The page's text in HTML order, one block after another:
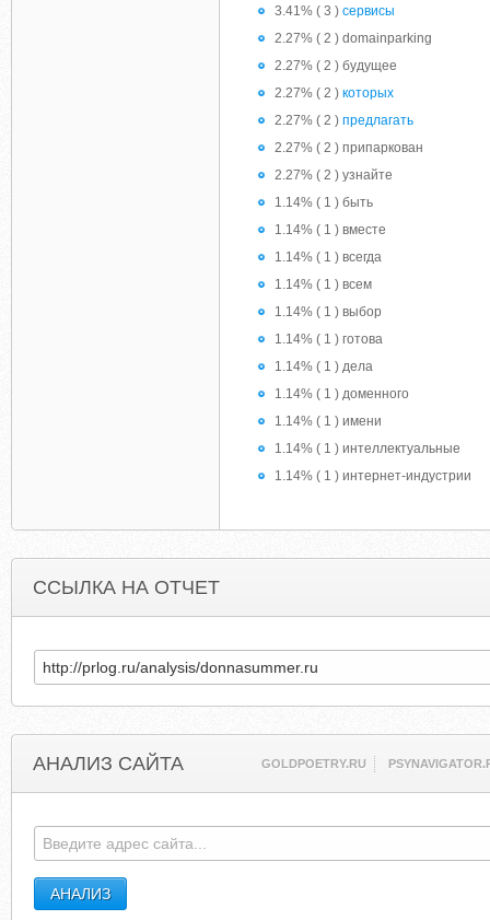
3.41% ( 3 ) сервисы
2.27% ( 2 ) domainparking
2.27% ( 2 ) будущее
2.27% ( 2 ) которых
2.27% ( 2 ) предлагать
2.27% ( 2 ) припаркован
2.27% ( 2 ) узнайте
1.14% ( 1 ) быть
1.14% ( 1 ) вместе
1.14% ( 1 ) всегда
1.14% ( 1 ) всем
1.14% ( 1 ) выбор
1.14% ( 1 ) готова
1.14% ( 1 ) дела
1.14% ( 1 ) доменного
1.14% ( 1 ) имени
1.14% ( 1 ) интеллектуальные
1.14% ( 1 ) интернет-индустрии
ССЫЛКА НА ОТЧЕТ
АНАЛИЗ САЙТА GOLDPOETRY.RU